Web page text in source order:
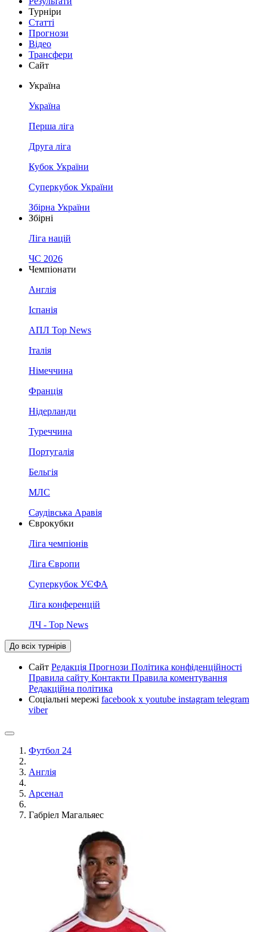
Турніри
Статті
Прогнози
Відео
Трансфери
Сайт
Україна
Україна
Перша ліга
Друга ліга
Кубок України
Суперкубок України
Збірна України
Збірні
Ліга націй
ЧС 2026
Чемпіонати
Англія
Іспанія
АПЛ Top News
Італія
Німеччина
Франція
Нідерланди
Туреччина
Португалія
Бельгія
МЛС
Саудівська Аравія
Єврокубки
Ліга чемпіонів
Ліга Європи
Суперкубок УЄФА
Ліга конференцій
ЛЧ - Top News
До всіх турнірів
Сайт Редакція Прогнози Політика конфіденційності
Правила сайту Контакти Правила коментування
Редакційна політика
Соціальні мережі facebook x youtube instagram telegram
viber
Футбол 24
Англія
Арсенал
Габріел Магальяес